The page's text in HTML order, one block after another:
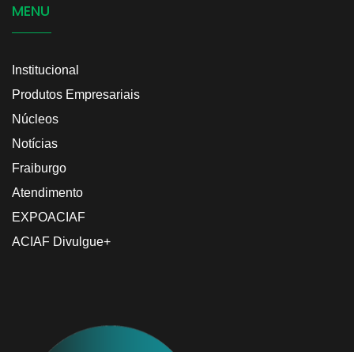
MENU
Institucional
Produtos Empresariais
Núcleos
Notícias
Fraiburgo
Atendimento
EXPOACIAF
ACIAF Divulgue+